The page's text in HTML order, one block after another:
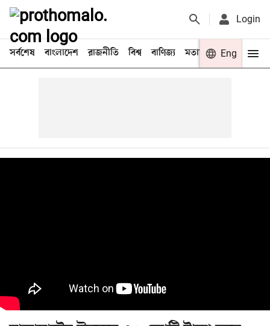
Login
সর্বশেষ বাংলাদেশ রাজনীতি বিশ্ব বাণিজ্য মতামত খেলা
Eng